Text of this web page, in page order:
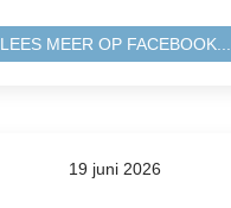
LEES MEER OP FACEBOOK...
19 juni 2026